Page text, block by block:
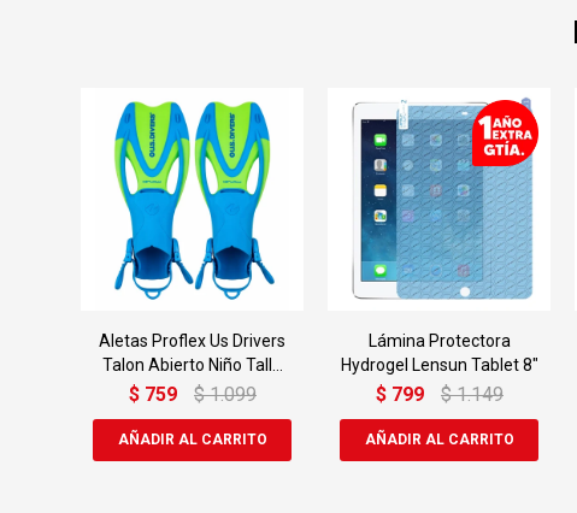
Aletas Proflex Us Drivers
Talon Abierto Niño Talle
Md
$ 759 $ 1.099
Lámina Protectora
Hydrogel Lensun Tablet 8"
$ 799 $ 1.149